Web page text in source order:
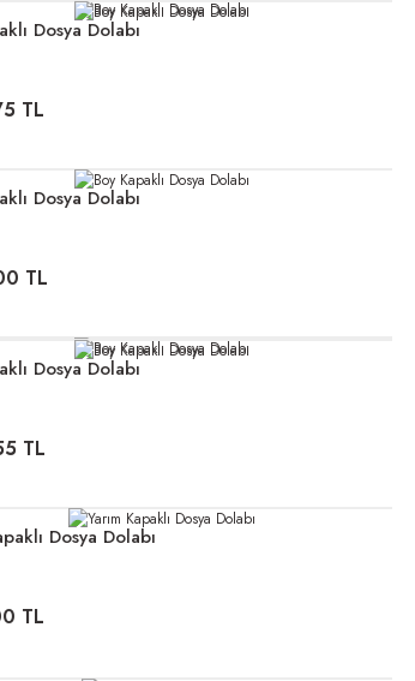
Dosya Dolabı
TL
Dosya Dolabı
TL
Dosya Dolabı
TL
Dosya Dolabı
TL